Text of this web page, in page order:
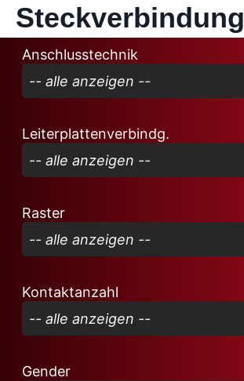
Anschlusstechnik
Leiterplattenverbindg.
Raster
Kontaktanzahl
Gender